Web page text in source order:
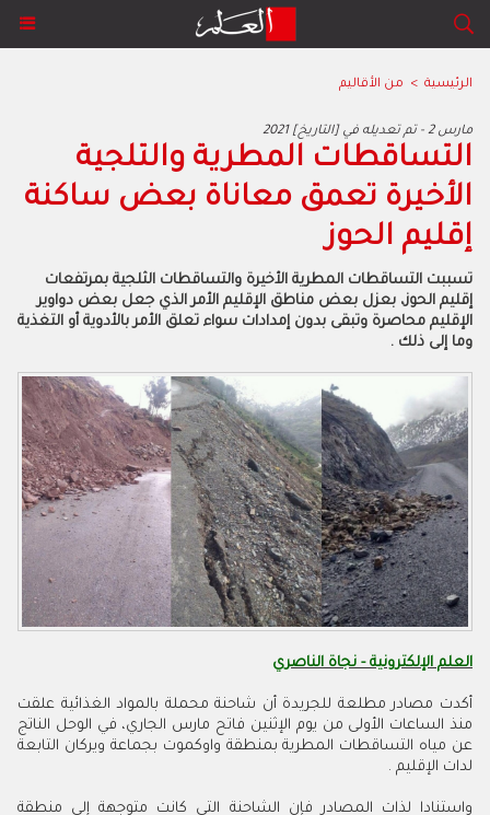
الرئيسية > من الأقاليم
2021 مارس 2 - تم تعديله في [التاريخ]
التساقطات المطرية والتلجية
الأخيرة تعمق معاناة بعض ساكنة
إقليم الحوز
تسببت التساقطات المطرية الأخيرة والتساقطات الثلجية بمرتفعات
إقليم الحوز، بعزل بعض مناطق الإقليم الأمر الذي جعل بعض دواوير
الإقليم محاصرة وتبقى بدون إمدادات سواء تعلق الأمر بالأدوية أو التغذية
وما إلى ذلك .
العلم الإلكترونية - نجاة الناصري
أكدت مصادر مطلعة للجريدة أن شاحنة محملة بالمواد الغذائية علقت
منذ الساعات الأولى من يوم الإثنين فاتح مارس الجاري، في الوحل الناتج
عن مياه التساقطات المطرية بمنطقة واوكموت بجماعة ويركان التابعة
لدات الإقليم .
واستنادا لذات المصادر فإن الشاحنة التي كانت متوجهة إلى منطقة